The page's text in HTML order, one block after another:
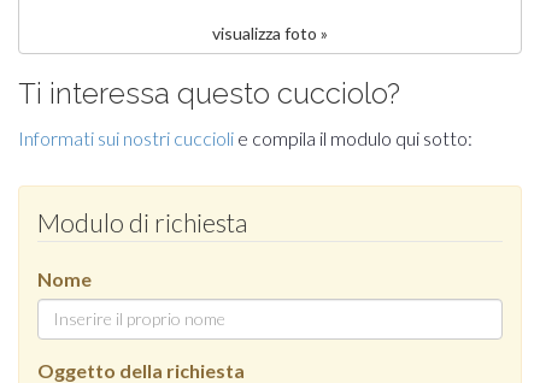
visualizza foto »
Ti interessa questo cucciolo?
Informati sui nostri cuccioli e compila il modulo qui sotto:
Modulo di richiesta
Nome
Oggetto della richiesta